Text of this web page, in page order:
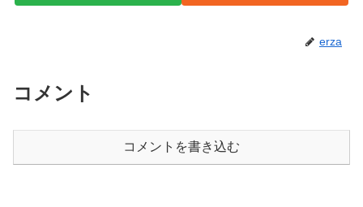
erza
コメント
コメントを書き込む